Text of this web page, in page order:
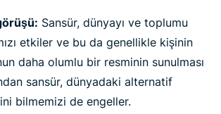
Sansür, dünyayı ve toplumu
etkiler ve bu da genellikle kişinin
daha olumlu bir resminin sunulması
sansür, dünyadaki alternatif
bilmemizi de engeller.